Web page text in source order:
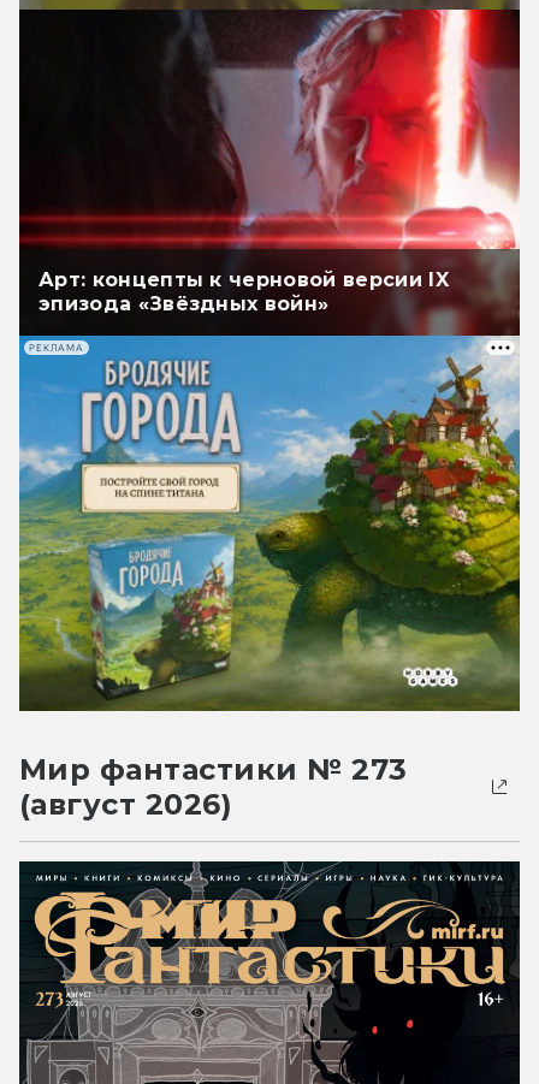
Арт: концепты к черновой версии IX
эпизода «Звёздных войн»
РЕКЛАМА
Мир фантастики № 273
(август 2026)